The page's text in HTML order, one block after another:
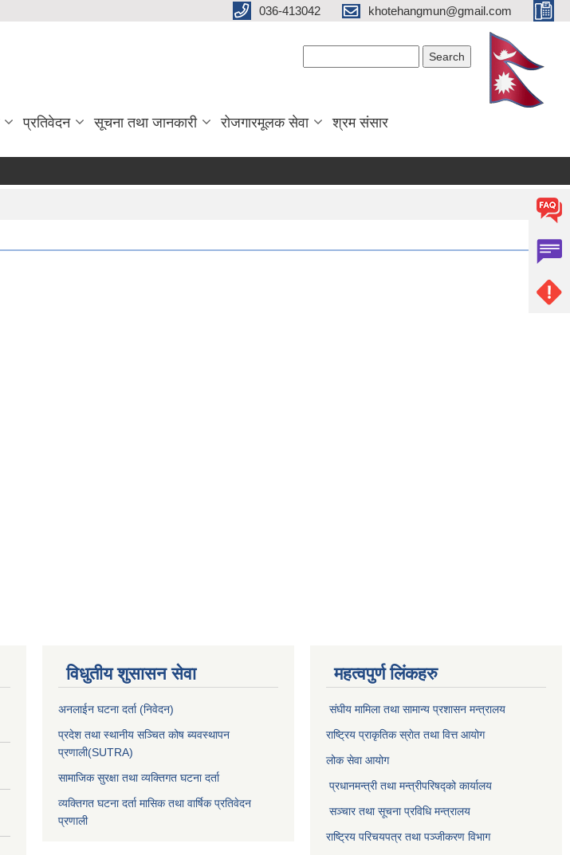
036-413042 khotehangmun@gmail.com
प्रतिवेदन सूचना तथा जानकारी रोजगारमूलक सेवा श्रम संसार
विधुतीय शुसासन सेवा
अनलाईन घटना दर्ता (निवेदन)
प्रदेश तथा स्थानीय सञ्चित कोष ब्यवस्थापन
प्रणाली(SUTRA)
सामाजिक सुरक्षा तथा व्यक्तिगत घटना दर्ता
व्यक्तिगत घटना दर्ता मासिक तथा वार्षिक प्रतिवेदन
प्रणाली
महत्वपुर्ण लिंकहरु
संघीय मामिला तथा सामान्य प्रशासन मन्त्रालय
राष्ट्रिय प्राकृतिक स्राेत तथा वित्त आयोग
लोक सेवा आयोग
प्रधानमन्त्री तथा मन्त्रीपरिषद्को कार्यालय
सञ्‍चार तथा सूचना प्रविधि मन्त्रालय
राष्ट्रिय परिचयपत्र तथा पञ्जीकरण विभाग​